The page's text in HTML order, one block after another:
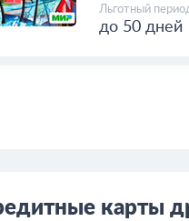
Льготный
до 50 дней
карты